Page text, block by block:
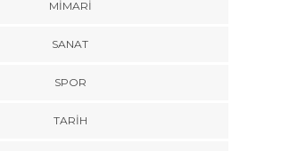
MIMARI
SANAT
SPOR
TARİH